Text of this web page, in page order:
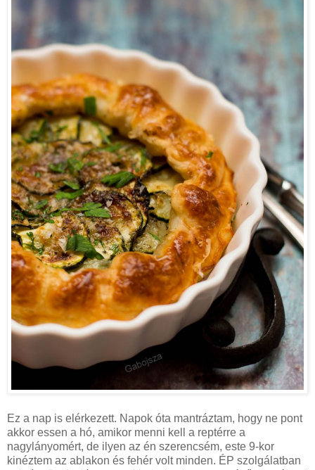
Ez a nap is elérkezett. Napok óta mantráztam, hogy ne pont
akkor essen a hó, amikor menni kell a reptérre a
nagylányomért, de ilyen az én szerencsém, este 9-kor
kinéztem az ablakon és fehér volt minden. ÉP szolgálatban